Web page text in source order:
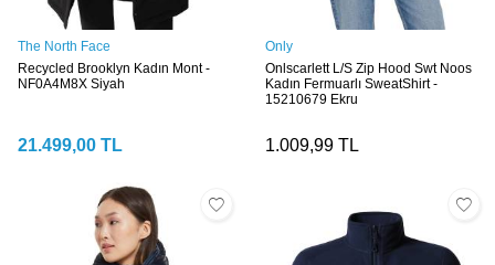
The North Face
Recycled Brooklyn Kadın Mont -
NF0A4M8X Siyah
21.499,00 TL
Only
Onlscarlett L/S Zip Hood Swt Noos
Kadın Fermuarlı SweatShirt -
15210679 Ekru
1.009,99 TL